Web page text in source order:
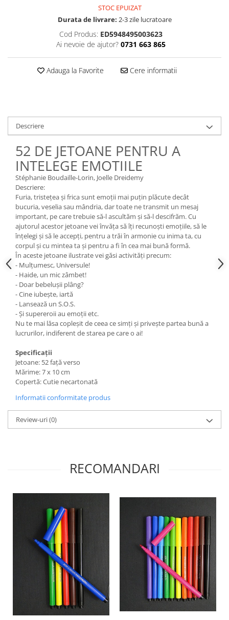
STOC EPUIZAT
Durata de livrare: 2-3 zile lucratoare
Cod Produs: ED5948495003623
Ai nevoie de ajutor? 0731 663 865
Adauga la Favorite Cere informatii
Descriere
52 DE JETOANE PENTRU A
INTELEGE EMOTIILE
Stéphanie Boudaille-Lorin, Joelle Dreidemy
Descriere:
Furia, tristețea și frica sunt emoții mai puțin plăcute decât
bucuria, veselia sau mândria, dar toate ne transmit un mesaj
important, pe care trebuie să-l ascultăm și să-l descifrăm. Cu
ajutorul acestor jetoane vei învăța să îți recunoști emoțiile, să le
înțelegi și să le accepți, pentru a trăi în armonie cu inima ta, cu
corpul și cu mintea ta și pentru a fi în cea mai bună formă.
În aceste jetoane ilustrate vei găsi activități precum:
- Mulțumesc, Universule!
- Haide, un mic zâmbet!
- Doar bebelușii plâng?
- Cine iubește, iartă
- Lansează un S.O.S.
- Și supereroii au emoții etc.
Nu te mai lăsa copleșit de ceea ce simți și privește partea bună a
lucrurilor, indiferent de starea pe care o ai!
Specificații
Jetoane: 52 față verso
Mărime: 7 x 10 cm
Copertă: Cutie necartonată
Informatii conformitate produs
Review-uri(0)
RECOMANDARI